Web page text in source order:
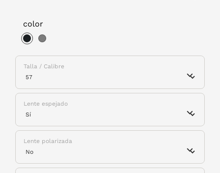
color
Talla / Calibre
Lente espejado
Lente polarizada